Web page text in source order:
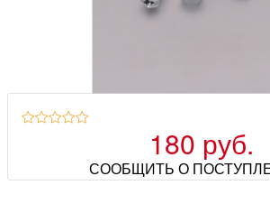
180 руб.
СООБЩИТЬ О